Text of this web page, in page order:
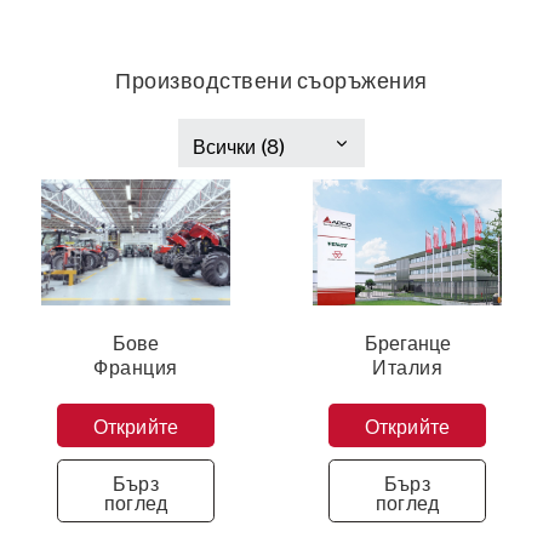
Производствени съоръжения
Бове
Франция
Открийте
Бърз
поглед
Франция
производство
Трактори
Брой
Бреганце
Италия
Открийте
Бърз
поглед
Италия
производство
Комбайни
Брой